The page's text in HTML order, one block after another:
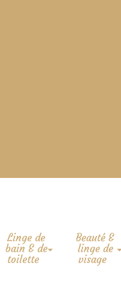
Linge de
bain & de
toilette
Beauté &
linge de
visage